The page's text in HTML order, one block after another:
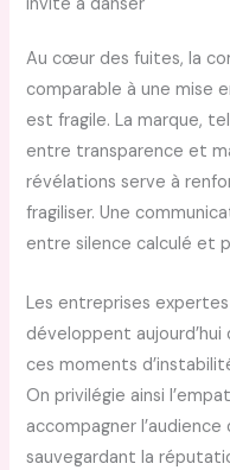
invite à danser
Au cœur des fuites, la
comparable à une mise
est fragile. La marque,
entre transparence et
révélations serve à
fragiliser. Une
entre silence calculé et
Les entreprises
développent
ces moments
On privilégie ainsi
accompagner
sauvegardant la